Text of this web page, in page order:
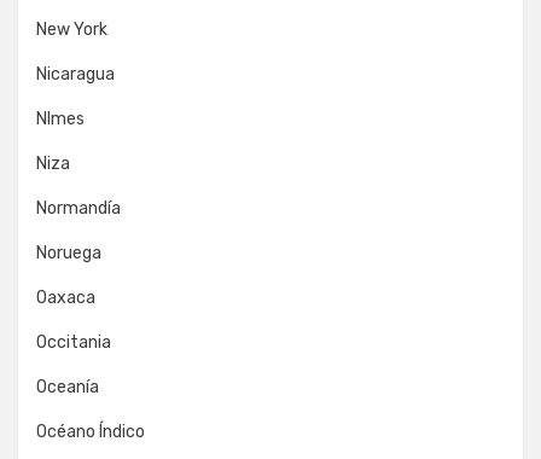
New York
Nicaragua
NImes
Niza
Normandía
Noruega
Oaxaca
Occitania
Oceanía
Océano Índico